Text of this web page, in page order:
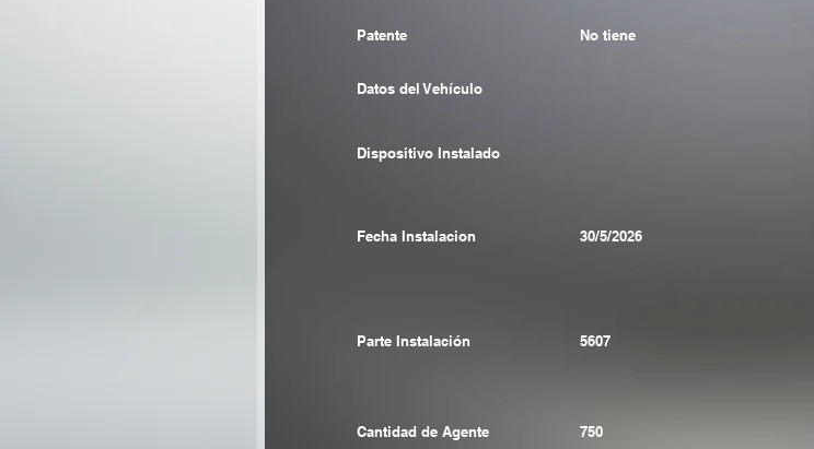
Patente No tiene
Datos del Vehículo
Dispositivo Instalado
Fecha Instalacion 30/5/2026
Parte Instalación
Cantidad de Agente
5607
750